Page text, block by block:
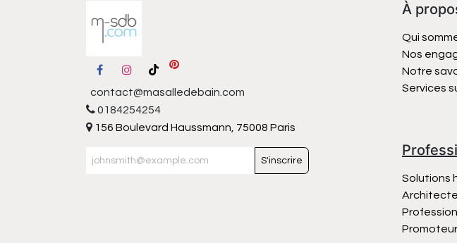
contact@masalledebain.com
0184254254
156 Boulevard Haussmann, 75008 Paris
S'inscrire
Solutions
À
Qui
Nos
Notre
Services